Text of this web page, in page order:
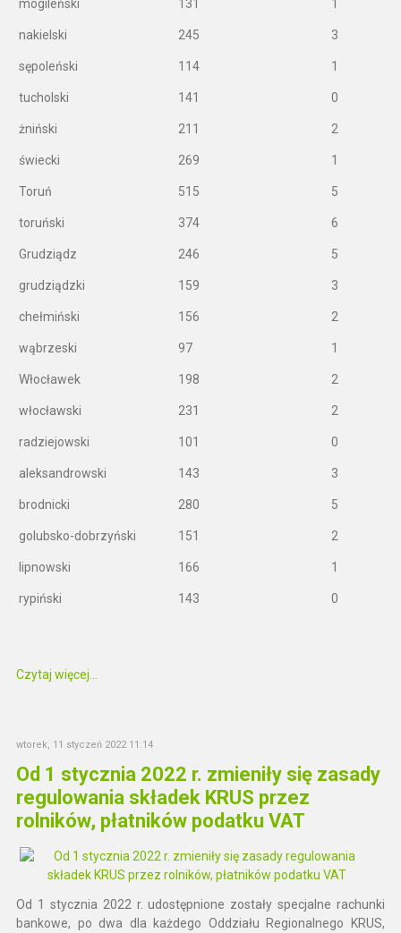
mogileński 131 1
nakielski 245 3
sępoleński 114 1
tucholski 141 0
żniński 211 2
świecki 269 1
Toruń 515 5
toruński 374 6
Grudziądz 246 5
grudziądzki 159 3
chełmiński 156 2
wąbrzeski 97 1
Włocławek 198 2
włocławski 231 2
radziejowski 101 0
aleksandrowski 143 3
brodnicki 280 5
golubsko-dobrzyński 151 2
lipnowski 166 1
rypiński 143 0
Czytaj więcej...
wtorek, 11 styczeń 2022 11:14
Od 1 stycznia 2022 r. zmieniły się zasady
regulowania składek KRUS przez
rolników, płatników podatku VAT
Od 1 stycznia 2022 r. udostępnione zostały specjalne rachunki
bankowe, po dwa dla każdego Oddziału Regionalnego KRUS,